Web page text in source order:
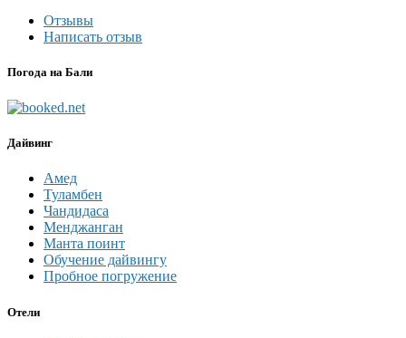
Отзывы
Написать отзыв
Погода на Бали
Дайвинг
Амед
Туламбен
Чандидаса
Менджанган
Манта поинт
Обучение дайвингу
Пробное погружение
Отели